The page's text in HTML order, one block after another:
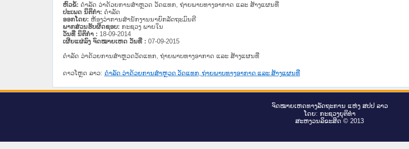
ຫົວຂໍ້: ດຳລັດ ວ່າດ້ວຍການສຳຫຼວດ ວັດແທກ, ຖ່າຍພາບທາງອາກາດ ແລະ ສ້າງແຜນທີ່
ປະເພດ ນິຕິກໍາ: ດໍາລັດ
ອອກໂດຍ: ຫ້ອງວ່າການສຳນັກງານນາຍົກລັດຖະມົນຕີ
ພາກສ່ວນຮັບຜິດຊອບ: ກະຊວງ ພາຍໃນ
ວັນທີ່ ນິຕິກໍາ : 18-09-2014
ເຜີຍແຜ່ລົງ ຈົດໝາຍເຫດ ວັນທີ່ : 07-09-2015
ດຳລັດ ວ່າດ້ວຍການສຳຫຼວດວັດແທກ, ຖ່າຍພາບທາງອາກາດ ແລະ ສ້າງແຜນທີ່
ດາວໂຫຼດ ລາວ: ດຳລັດ ວ່າດ້ວຍການສຳຫຼວດ ວັດແທກ, ຖ່າຍພາບທາງອາກາດ ແລະ ສ້າງແຜນທີ່
ຈົດ​ໝາຍ​ເຫດ​ທາງ​ລັດ​ຖະ​ການ ແຫ່ງ ສ​ປ​ປ ລາວ
ໂດຍ: ກະ​ຊວງຍຸ​ຕິ​ທຳ
ສະ​ຫງວນ​ລິ​ຂະ​ສິດ © 2013